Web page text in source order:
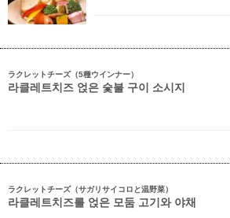
ラクレットチーズ（5種ウインナー）
라클레트치즈 얹은 숯불 구이 소시지
ラクレットチーズ（サガリサイコロと温野菜）
라클레트치즈를 얹은 모둠 고기와 야채